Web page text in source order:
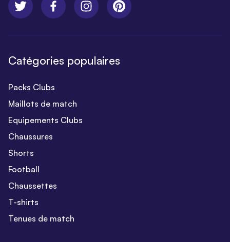
Catégories populaires
Packs Clubs
Maillots de match
Equipements Clubs
Chaussures
Shorts
Football
Chaussettes
T-shirts
Tenues de match